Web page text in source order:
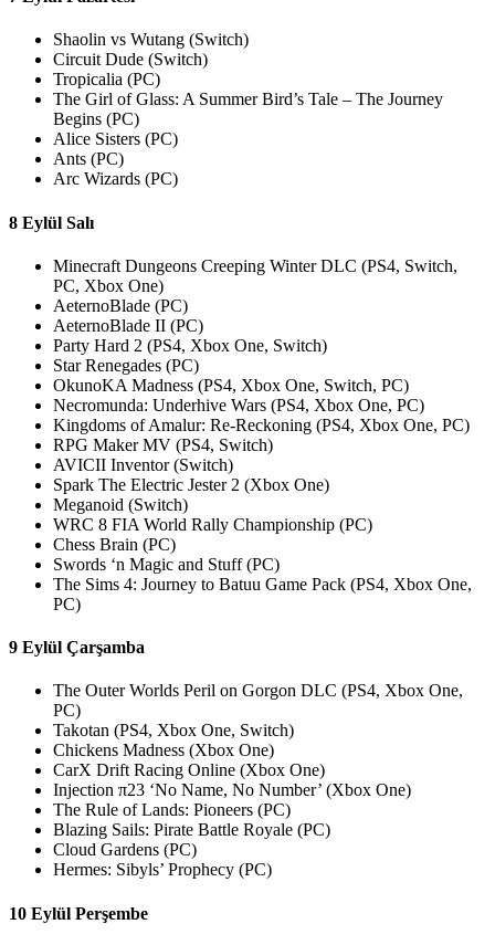
Shaolin vs Wutang (Switch)
Circuit Dude (Switch)
Tropicalia (PC)
The Girl of Glass: A Summer Bird’s Tale – The Journey
Begins (PC)
Alice Sisters (PC)
Ants (PC)
Arc Wizards (PC)
8 Eylül Salı
Minecraft Dungeons Creeping Winter DLC (PS4, Switch,
PC, Xbox One)
AeternoBlade (PC)
AeternoBlade II (PC)
Party Hard 2 (PS4, Xbox One, Switch)
Star Renegades (PC)
OkunoKA Madness (PS4, Xbox One, Switch, PC)
Necromunda: Underhive Wars (PS4, Xbox One, PC)
Kingdoms of Amalur: Re-Reckoning (PS4, Xbox One, PC)
RPG Maker MV (PS4, Switch)
AVICII Inventor (Switch)
Spark The Electric Jester 2 (Xbox One)
Meganoid (Switch)
WRC 8 FIA World Rally Championship (PC)
Chess Brain (PC)
Swords ‘n Magic and Stuff (PC)
The Sims 4: Journey to Batuu Game Pack (PS4, Xbox One,
PC)
9 Eylül Çarşamba
The Outer Worlds Peril on Gorgon DLC (PS4, Xbox One,
PC)
Takotan (PS4, Xbox One, Switch)
Chickens Madness (Xbox One)
CarX Drift Racing Online (Xbox One)
Injection π23 ‘No Name, No Number’ (Xbox One)
The Rule of Lands: Pioneers (PC)
Blazing Sails: Pirate Battle Royale (PC)
Cloud Gardens (PC)
Hermes: Sibyls’ Prophecy (PC)
10 Eylül Perşembe